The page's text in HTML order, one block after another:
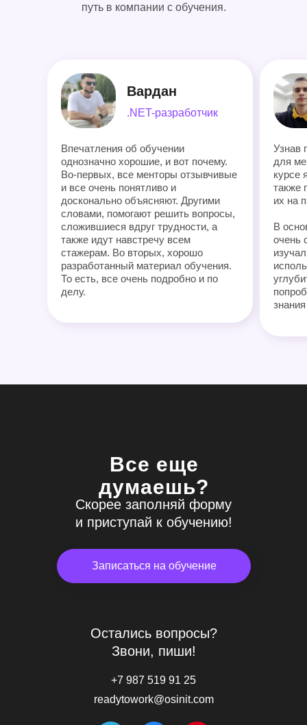
путь в компании с обучения.
Впечатления об обучении
однозначно хорошие, и вот почему.
Во-первых, все менторы отзывчивые
и все очень понятливо и
досконально объясняют. Другими
словами, помогают решить вопросы,
сложившиеся вдруг трудности, а
также идут навстречу всем
стажерам. Во вторых, хорошо
разработанный материал обучения.
То есть, все очень подробно и по
делу.
Узнав
для
курсе
также
их на
В
очень
Вардан
.NET-разработчик
+7 987 519 91 25
readytowork@osinit.com
Все еще
думаешь?
Скорее заполняй форму
и приступай к обучению!
Остались вопросы?
Звони, пиши!
Записаться на обучение